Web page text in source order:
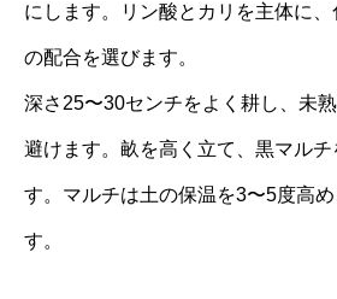
にします。リン酸とカリを主体に
の配合を選びます。
深さ25〜30センチをよく耕し、未
避けます。畝を高く立て、黒マルチ
す。マルチは土の保温を3〜5度高
す。